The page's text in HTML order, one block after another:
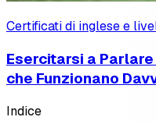
Certificati di inglese e
Esercitarsi a
che Funzionano
Indice